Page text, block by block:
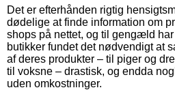
Det er efterhånden rigtig
dødelige at finde information om
shops på nettet, og til gengæld
butikker fundet det nødvendigt at
af deres produkter – til piger og
til voksne – drastisk, og endda
uden omkostninger.